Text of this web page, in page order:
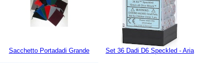
Sacchetto Portadadi Grande Set 36 Dadi D6 Speckled - Aria